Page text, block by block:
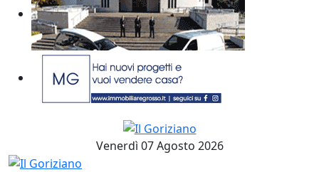
Venerdì 07 Agosto 2026